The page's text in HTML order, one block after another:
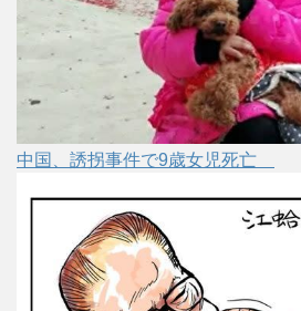
中国、誘拐事件で9歳女児死亡